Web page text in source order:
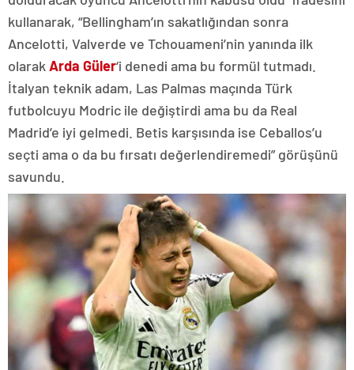
kullanarak, “Bellingham’ın sakatlığından sonra
Ancelotti, Valverde ve Tchouameni’nin yanında ilk
olarak Arda Güler‘i denedi ama bu formül tutmadı.
İtalyan teknik adam, Las Palmas maçında Türk
futbolcuyu Modric ile değiştirdi ama bu da Real
Madrid’e iyi gelmedi. Betis karşısında ise Ceballos’u
seçti ama o da bu fırsatı değerlendiremedi” görüşünü
savundu.